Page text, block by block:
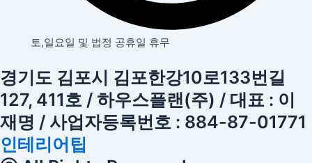
토,일요일 및 법정 공휴일 휴무
경기도 김포시 김포한강10로133번길
127, 411호 / 하우스플랜(주) / 대표 : 이
재명 / 사업자등록번호 : 884-87-01771
인테리어팁